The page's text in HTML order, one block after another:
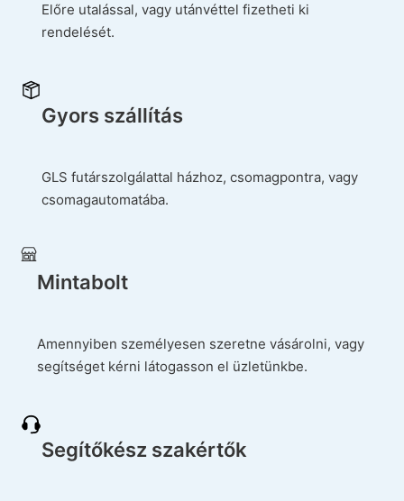
Előre utalással, vagy utánvéttel fizetheti ki
rendelését.
Gyors szállítás
GLS futárszolgálattal házhoz, csomagpontra, vagy
csomagautomatába.
Mintabolt
Amennyiben személyesen szeretne vásárolni, vagy
segítséget kérni látogasson el üzletünkbe.
Segítőkész szakértők